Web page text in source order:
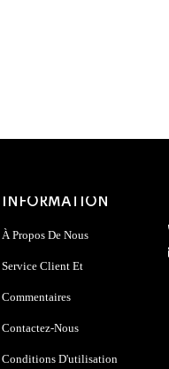
INFORMATION
À Propos De Nous
Service Client Et
Commentaires
Contactez-Nous
Conditions D'utilisation